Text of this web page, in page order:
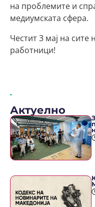
на проблемите и
медиумската сфера.
Честит 3 мај на
работници!
Актуелно